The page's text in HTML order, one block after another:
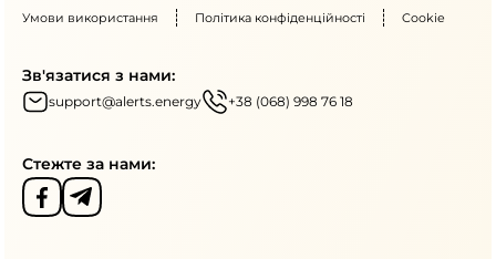
Умови використання Політика конфіденційності Cookie
Зв'язатися з нами:
support@alerts.energy +38 (068) 998 76 18
Стежте за нами: